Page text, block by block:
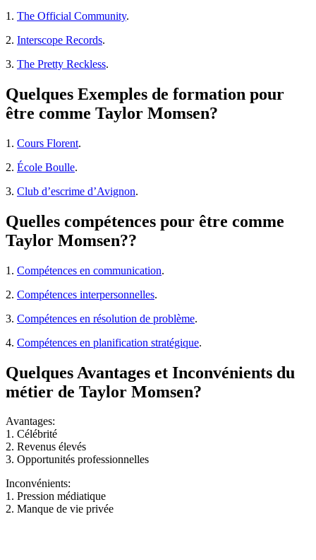
1. The Official Community.
2. Interscope Records.
3. The Pretty Reckless.
Quelques Exemples de formation pour
être comme Taylor Momsen?
1. Cours Florent.
2. École Boulle.
3. Club d’escrime d’Avignon.
Quelles compétences pour être comme
Taylor Momsen??
1. Compétences en communication.
2. Compétences interpersonnelles.
3. Compétences en résolution de problème.
4. Compétences en planification stratégique.
Quelques Avantages et Inconvénients du
métier de Taylor Momsen?
Avantages:
1. Célébrité
2. Revenus élevés
3. Opportunités professionnelles
Inconvénients:
1. Pression médiatique
2. Manque de vie privée